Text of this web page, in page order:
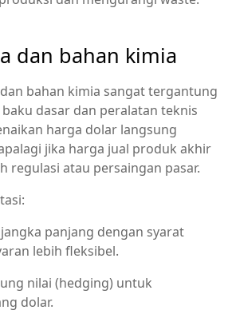
dan bahan kimia
bahan kimia sangat tergantung
dasar dan peralatan teknis
harga dolar langsung
jika harga jual produk akhir
regulasi atau persaingan pasar.
panjang dengan syarat
lebih fleksibel.
nilai (hedging) untuk
dolar.